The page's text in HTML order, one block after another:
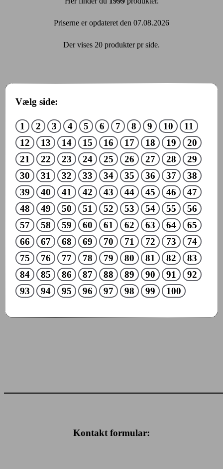
Priserne er opdateret den 07.08.2026
Der vises 20 produkter pr side.
Vælg side:
1 2 3 4 5 6 7 8 9 10
11
12
13 14 15 16 17 18 19
20
21
22 23 24 25 26 27 28
29
30
31 32 33 34 35 36 37
38
39
40 41 42 43 44 45 46
47
48
49 50 51 52 53 54 55
56
57
58 59 60 61 62 63 64
65
66
67 68 69 70 71 72 73
74
75
76 77 78 79 80 81 82
83
84
85 86 87 88 89 90 91
92
93
94 95 96 97 98 99 100
Kontakt formular: